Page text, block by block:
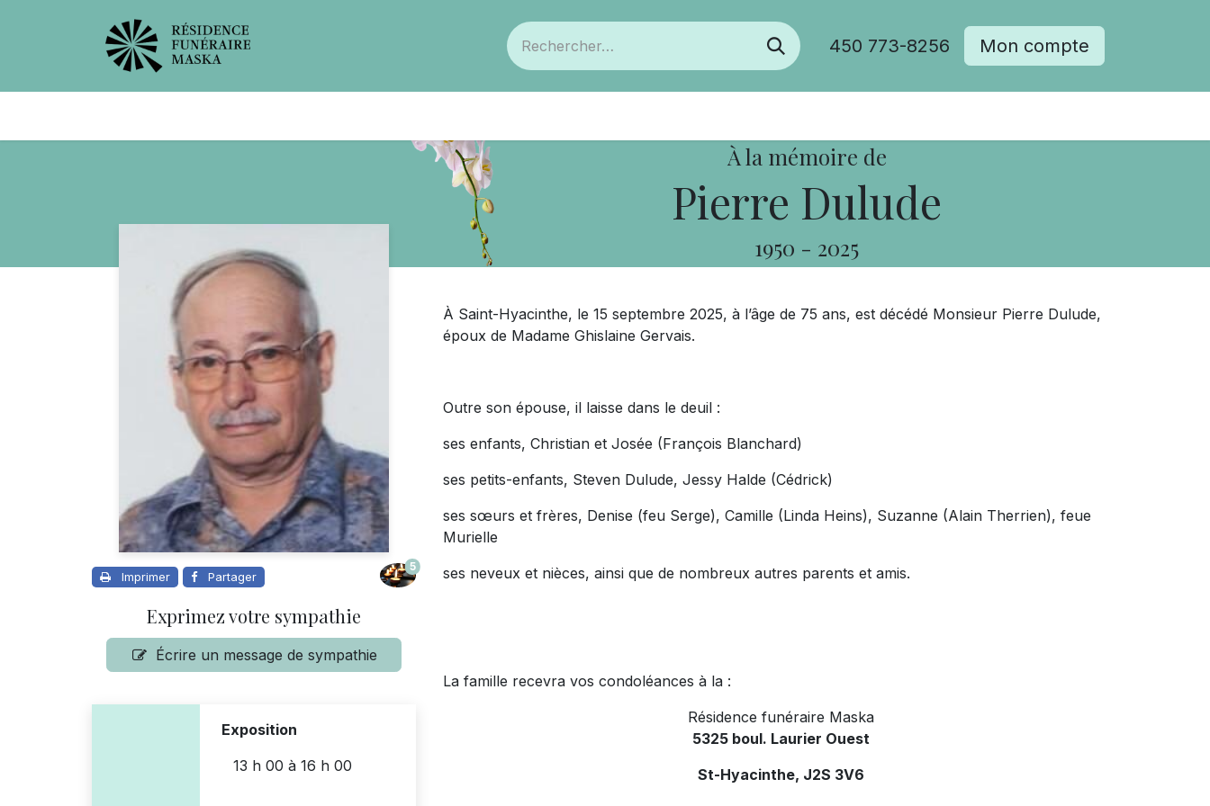
450 773-8256 Mon compte
À la mémoire de
Pierre Dulude
1950 - 2025
Imprimer Partager
5
Exprimez votre sympathie
Écrire un message de sympathie
Exposition
13 h 00 à 16 h 00
À Saint-Hyacinthe, le 15 septembre 2025, à l’âge de 75 ans, est décédé Monsieur Pierre Dulude,
époux de Madame Ghislaine Gervais.
Outre son épouse, il laisse dans le deuil :
ses enfants, Christian et Josée (François Blanchard)
ses petits-enfants, Steven Dulude, Jessy Halde (Cédrick)
ses sœurs et frères, Denise (feu Serge), Camille (Linda Heins), Suzanne (Alain Therrien), feue
Murielle
ses neveux et nièces, ainsi que de nombreux autres parents et amis.
La famille recevra vos condoléances à la :
Résidence funéraire Maska
5325 boul. Laurier Ouest
St-Hyacinthe, J2S 3V6